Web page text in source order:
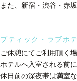
また、新宿・渋谷・赤
ブティック・ラブホ
ご休憩にてご利用頂く
ホテルへ入室される前
休日前の深夜帯は満室